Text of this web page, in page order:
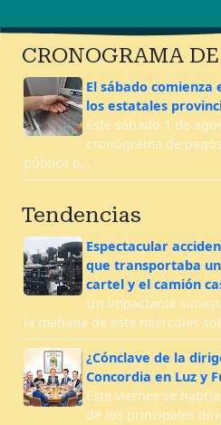
CRONOGRAMA
El sábado
los estatales
Este sábado 1 de
cronograma de
pública p…
Tendencias
Espectacular
que transportaba
cartel y el camión
Un impactante
la mañana de este miércoles
¿Cónclave de la
Concordia en Luz y
Este viernes se
de los principales